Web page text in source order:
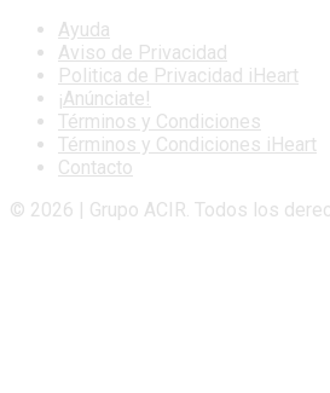
Ayuda
Aviso de Privacidad
Politica de Privacidad iHeart
¡Anúnciate!
Términos y Condiciones
Términos y Condiciones iHeart
Contacto
© 2026 | Grupo ACIR. Todos los